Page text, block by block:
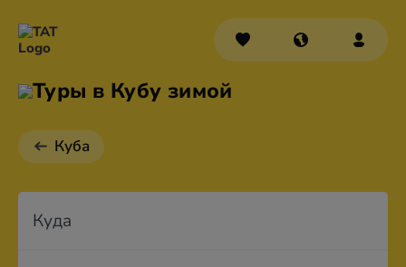
Туры в Кубу зимой
Куба
Куда